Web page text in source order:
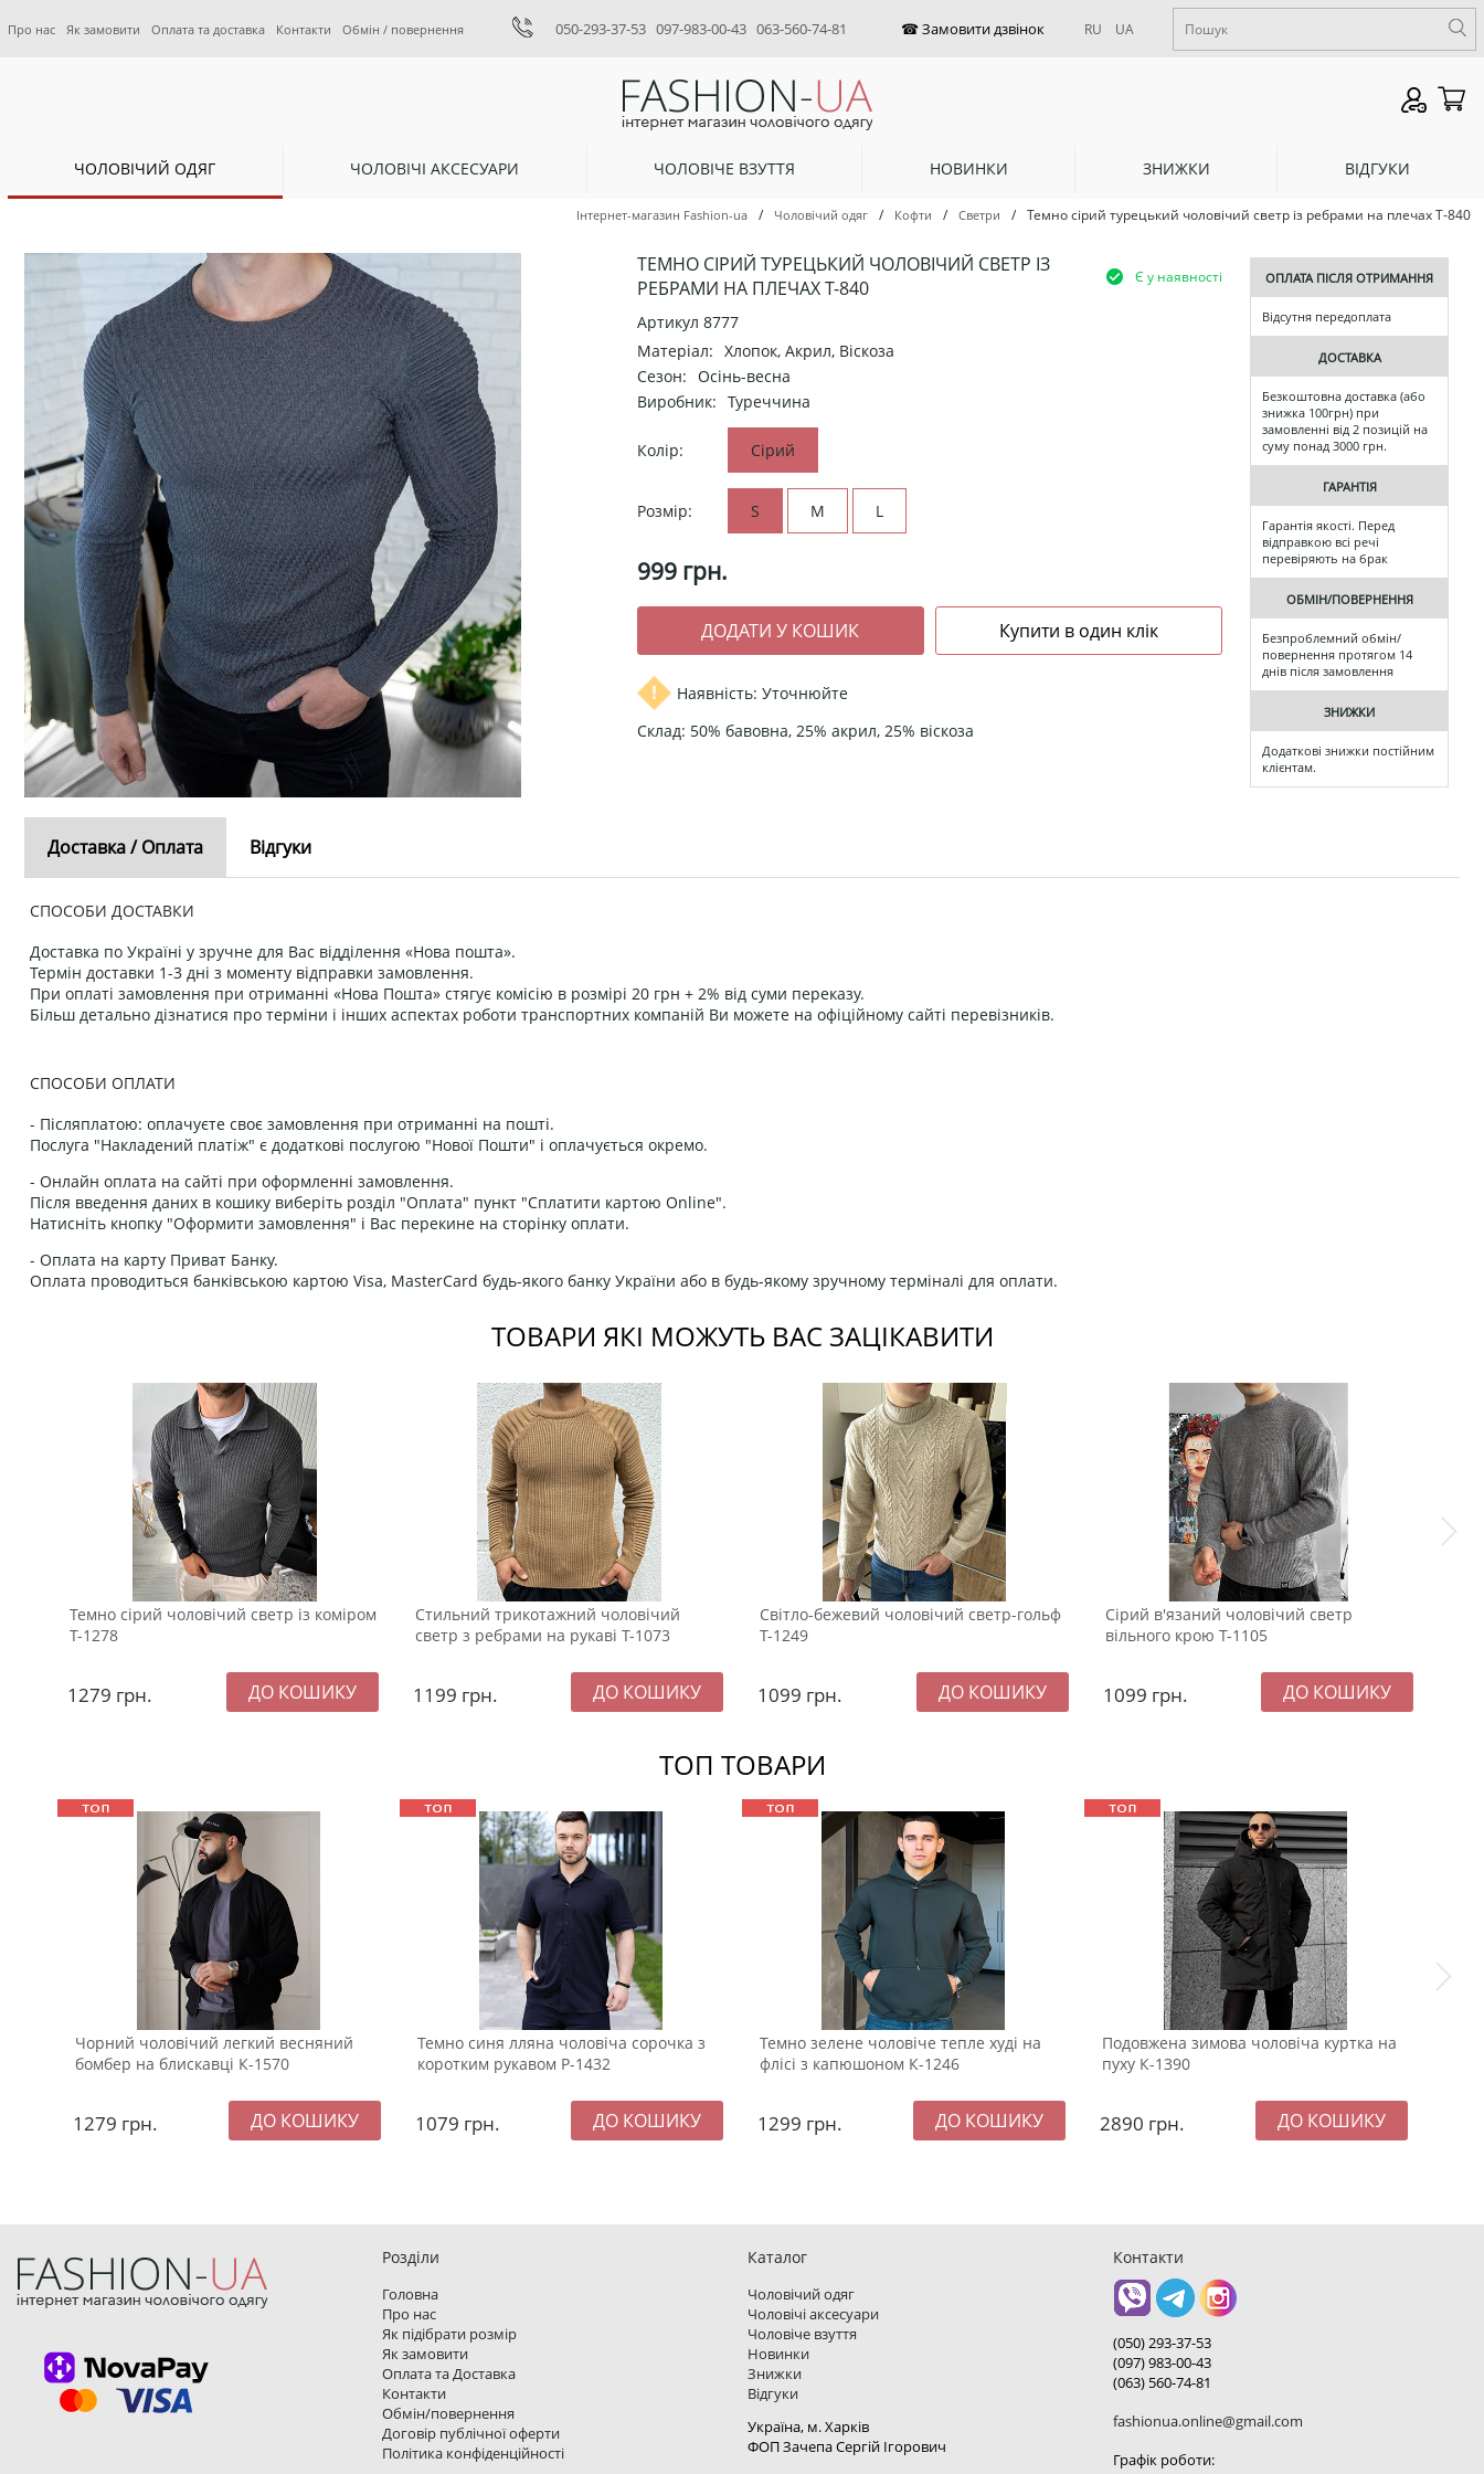
Про нас Як замовити Оплата та доставка Контакти Обмін / повернення 050-293-37-53 097-983-00-43 063-560-74-81 RU UA
ЧОЛОВІЧИЙ ОДЯГ ЧОЛОВІЧІ АКСЕСУАРИ ЧОЛОВІЧЕ ВЗУТТЯ НОВИНКИ ЗНИЖКИ ВІДГУКИ
Інтернет-магазин Fashion-ua / Чоловічий одяг / Кофти / Светри / Темно сірий турецький чоловічий светр із ребрами на плечах Т-840
ТЕМНО СІРИЙ ТУРЕЦЬКИЙ ЧОЛОВІЧИЙ СВЕТР ІЗ
РЕБРАМИ НА ПЛЕЧАХ Т-840
Є у наявності
Артикул 8777
Матеріал: Хлопок, Акрил, Віскоза
Сезон: Осінь-весна
Виробник: Туреччина
Колір: Сірий
Розмір: S M L
999 грн.
Наявність: Уточнюйте
Склад: 50% бавовна, 25% акрил, 25% віскоза
ОПЛАТА ПІСЛЯ ОТРИМАННЯ
Відсутня передоплата
ДОСТАВКА
Безкоштовна доставка (або
знижка 100грн) при
замовленні від 2 позицій на
суму понад 3000 грн.
ГАРАНТІЯ
Гарантія якості. Перед
відправкою всі речі
перевіряють на брак
ОБМІН/ПОВЕРНЕННЯ
Безпроблемний обмін/
повернення протягом 14
днів після замовлення
ЗНИЖКИ
Додаткові знижки постійним
клієнтам.
Доставка / Оплата Відгуки
СПОСОБИ ДОСТАВКИ
Доставка по Україні у зручне для Вас відділення «Нова пошта».
Термін доставки 1-3 дні з моменту відправки замовлення.
При оплаті замовлення при отриманні «Нова Пошта» стягує комісію в розмірі 20 грн + 2% від суми переказу.
Більш детально дізнатися про терміни і інших аспектах роботи транспортних компаній Ви можете на офіційному сайті перевізників.
СПОСОБИ ОПЛАТИ
- Післяплатою: оплачуєте своє замовлення при отриманні на пошті.
Послуга "Накладений платіж" є додаткові послугою "Нової Пошти" і оплачується окремо.
- Онлайн оплата на сайті при оформленні замовлення.
Після введення даних в кошику виберіть розділ "Оплата" пункт "Сплатити картою Online".
Натисніть кнопку "Оформити замовлення" і Вас перекине на сторінку оплати.
- Оплата на карту Приват Банку.
Оплата проводиться банківською картою Visa, MasterCard будь-якого банку України або в будь-якому зручному терміналі для оплати.
ТОВАРИ ЯКІ МОЖУТЬ ВАС ЗАЦІКАВИТИ
Темно сірий чоловічий светр із коміром
Т-1278
1279 грн.
Стильний трикотажний чоловічий
светр з ребрами на рукаві Т-1073
1199 грн.
Світло-бежевий чоловічий светр-гольф
Т-1249
1099 грн.
Сірий в'язаний чоловічий светр
вільного крою Т-1105
1099 грн.
ТОП ТОВАРИ
Чорний чоловічий легкий весняний
бомбер на блискавці К-1570
1279 грн.
Темно синя лляна чоловіча сорочка з
коротким рукавом Р-1432
1079 грн.
Темно зелене чоловіче тепле худі на
флісі з капюшоном К-1246
1299 грн.
Подовжена зимова чоловіча куртка на
пуху К-1390
2890 грн.
Розділи
Головна
Про нас
Як підібрати розмір
Як замовити
Оплата та Доставка
Контакти
Обмін/повернення
Договір публічної оферти
Політика конфіденційності
Каталог
Чоловічий одяг
Чоловічі аксесуари
Чоловіче взуття
Новинки
Знижки
Відгуки
Україна, м. Харкiв
ФОП Зачепа Сергій Ігорович
Контакти
(050) 293-37-53
(097) 983-00-43
(063) 560-74-81
fashionua.online@gmail.com
Графік роботи: